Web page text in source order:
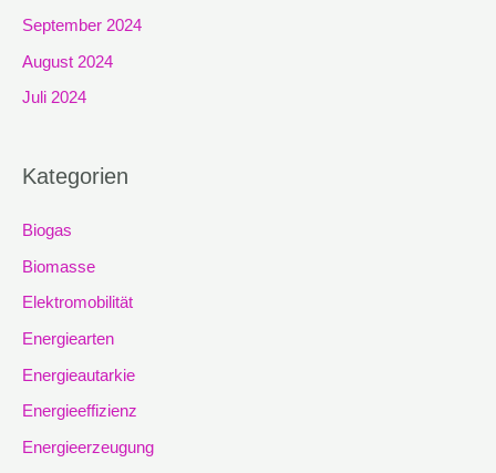
September 2024
August 2024
Juli 2024
Kategorien
Biogas
Biomasse
Elektromobilität
Energiearten
Energieautarkie
Energieeffizienz
Energieerzeugung